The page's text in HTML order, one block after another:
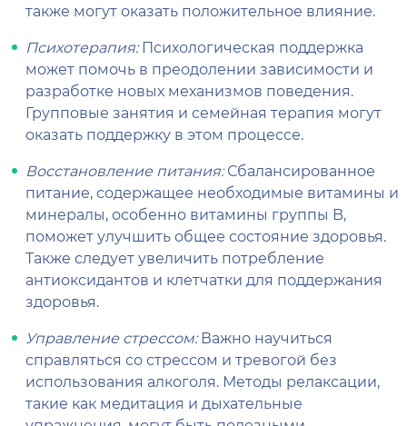
также могут оказать положительное влияние.
Психотерапия:Психологическая поддержка
может помочь в преодолении зависимости и
разработке новых механизмов поведения.
Групповые занятия и семейная терапия могут
оказать поддержку в этом процессе.
Восстановление питания:Сбалансированное
питание, содержащее необходимые витамины и
минералы, особенно витамины группы B,
поможет улучшить общее состояние здоровья.
Также следует увеличить потребление
антиоксидантов и клетчатки для поддержания
здоровья.
Управление стрессом:Важно научиться
справляться со стрессом и тревогой без
использования алкоголя. Методы релаксации,
такие как медитация и дыхательные